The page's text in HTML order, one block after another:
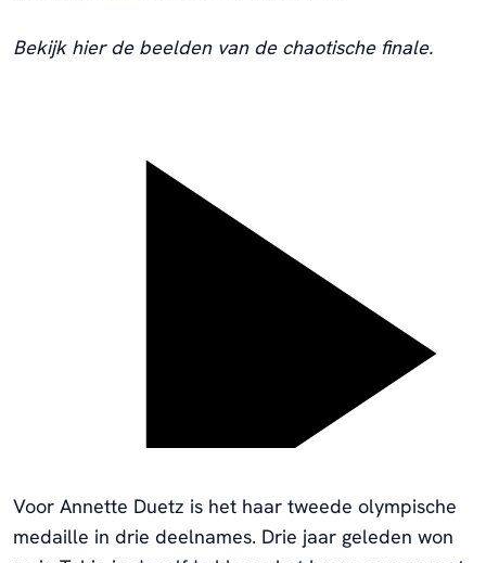
Bekijk hier de beelden van de chaotische finale.
Voor Annette Duetz is het haar tweede olympische
medaille in drie deelnames. Drie jaar geleden won